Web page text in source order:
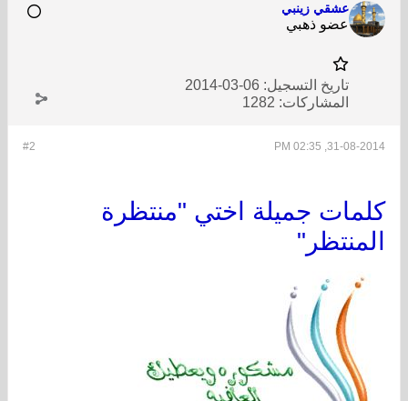
عشقي زينبي
عضو ذهبي
تاريخ التسجيل: 06-03-2014
المشاركات: 1282
#2 31-08-2014, 02:35 PM
كلمات جميلة اختي "منتظرة
المنتظر"